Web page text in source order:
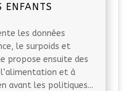
ENFANTS
les données
le surpoids et
propose ensuite des
et à
avant les politiques...